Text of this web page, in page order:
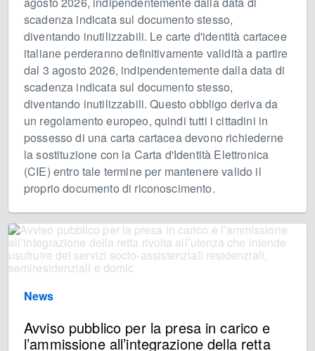
scadenza indicata sul documento stesso,
diventando inutilizzabili. Le carte d'identità cartacee
italiane perderanno definitivamente validità a partire
dal 3 agosto 2026, indipendentemente dalla data di
scadenza indicata sul documento stesso,
diventando inutilizzabili. Questo obbligo deriva da
un regolamento europeo, quindi tutti i cittadini in
possesso di una carta cartacea devono richiederne
la sostituzione con la Carta d'Identità Elettronica
(CIE) entro tale termine per mantenere valido il
proprio documento di riconoscimento.
News
Avviso pubblico per la presa in carico e
l’ammissione all’integrazione della retta